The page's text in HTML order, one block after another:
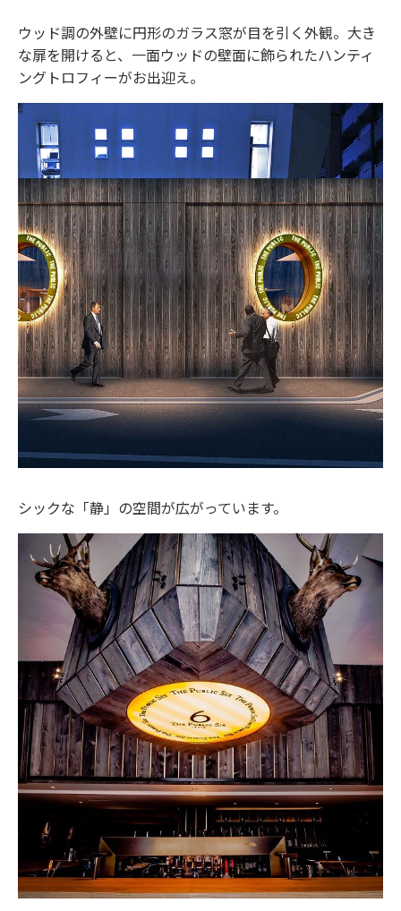
ウッド調の外壁に円形のガラス窓が目を引く外観。大き
な扉を開けると、 一面ウッドの壁面に飾られたハンティ
ングトロフィーがお出迎え。
シックな「静」の空間が広がっています。